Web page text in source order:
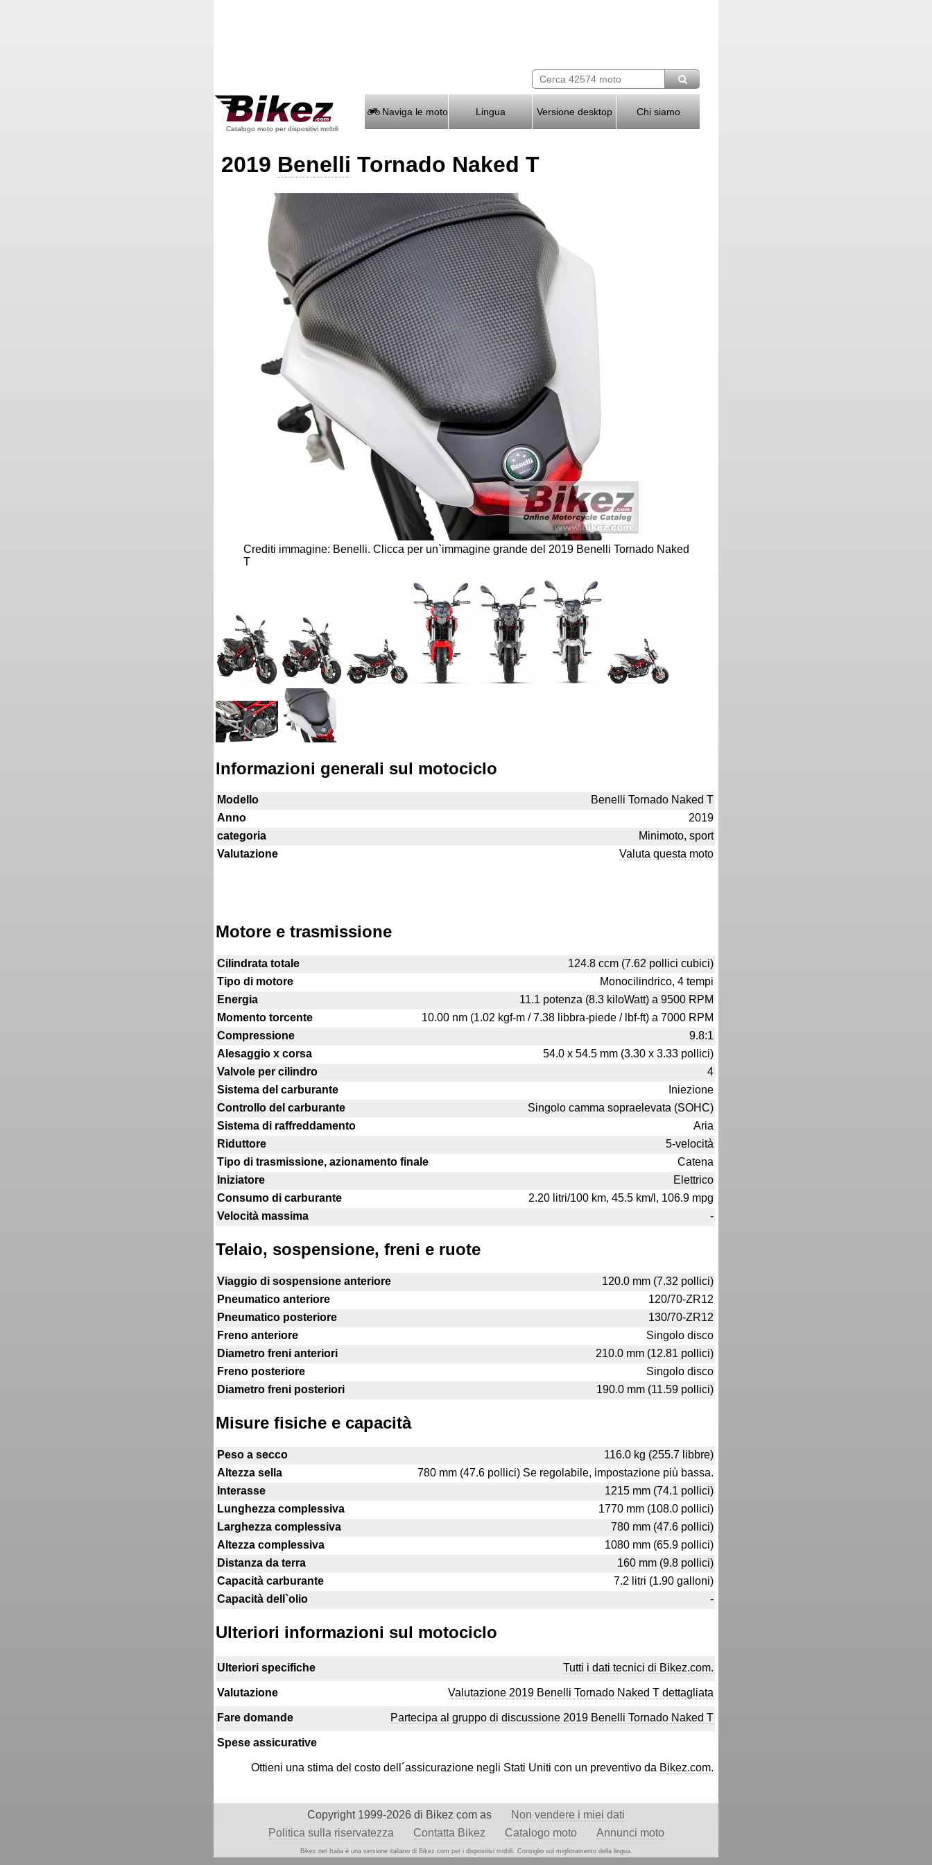
Catalogo moto per dispositivi mobili
Naviga le moto Lingua Versione desktop Chi siamo
2019 Benelli Tornado Naked T
Crediti immagine: Benelli. Clicca per un`immagine grande del 2019 Benelli Tornado Naked
T
Informazioni generali sul motociclo
Modello
Benelli Tornado Naked T
Anno
2019
categoria
Minimoto, sport
Valutazione
Valuta questa moto
Motore e trasmissione
Cilindrata totale
124.8 ccm (7.62 pollici cubici)
Tipo di motore
Monocilindrico, 4 tempi
Energia
11.1 potenza (8.3 kiloWatt) a 9500 RPM
Momento torcente
10.00 nm (1.02 kgf-m / 7.38 libbra-piede / lbf-ft) a 7000 RPM
Compressione
9.8:1
Alesaggio x corsa
54.0 x 54.5 mm (3.30 x 3.33 pollici)
Valvole per cilindro
4
Sistema del carburante
Iniezione
Controllo del carburante
Singolo camma sopraelevata (SOHC)
Sistema di raffreddamento
Aria
Riduttore
5-velocità
Tipo di trasmissione, azionamento finale
Catena
Iniziatore
Elettrico
Consumo di carburante
2.20 litri/100 km, 45.5 km/l, 106.9 mpg
Velocità massima
-
Telaio, sospensione, freni e ruote
Viaggio di sospensione anteriore
120.0 mm (7.32 pollici)
Pneumatico anteriore
120/70-ZR12
Pneumatico posteriore
130/70-ZR12
Freno anteriore
Singolo disco
Diametro freni anteriori
210.0 mm (12.81 pollici)
Freno posteriore
Singolo disco
Diametro freni posteriori
190.0 mm (11.59 pollici)
Misure fisiche e capacità
Peso a secco
116.0 kg (255.7 libbre)
Altezza sella
780 mm (47.6 pollici) Se regolabile, impostazione più bassa.
Interasse
1215 mm (74.1 pollici)
Lunghezza complessiva
1770 mm (108.0 pollici)
Larghezza complessiva
780 mm (47.6 pollici)
Altezza complessiva
1080 mm (65.9 pollici)
Distanza da terra
160 mm (9.8 pollici)
Capacità carburante
7.2 litri (1.90 galloni)
Capacità dell`olio
-
Ulteriori informazioni sul motociclo
Ulteriori specifiche Tutti i dati tecnici di Bikez.com.
Valutazione Valutazione 2019 Benelli Tornado Naked T dettagliata
Fare domande Partecipa al gruppo di discussione 2019 Benelli Tornado Naked T
Spese assicurative
Ottieni una stima del costo dell´assicurazione negli Stati Uniti con un preventivo da Bikez.com.
Copyright 1999-2026 di Bikez com as
Non vendere i miei dati
Politica sulla riservatezza
Contatta Bikez Catalogo moto Annunci moto
Bikez.net Italia è una versione italiano di Bikez.com per i dispositivi mobili. Consiglio sul miglioramento della lingua.